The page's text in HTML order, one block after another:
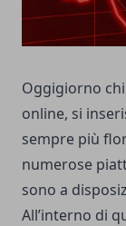
Oggigiorno
online, si
sempre più
numerose
sono a
All’interno di